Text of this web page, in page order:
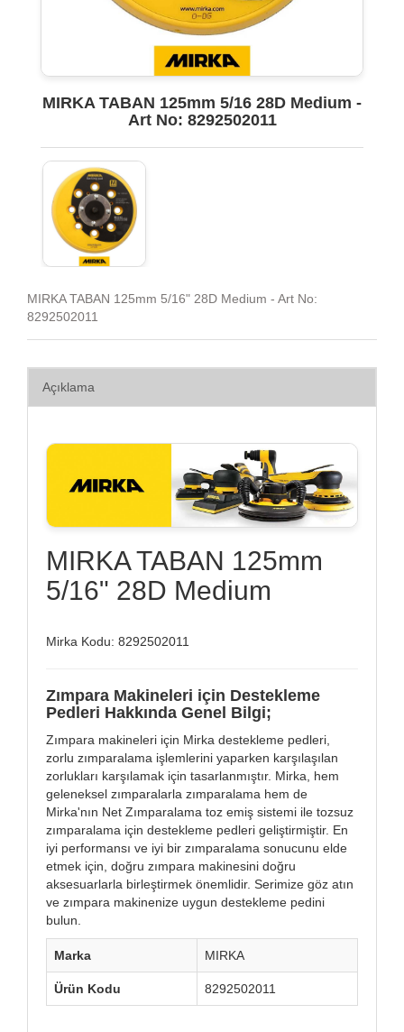
MIRKA TABAN 125mm 5/16 28D Medium -
Art No: 8292502011
MIRKA TABAN 125mm 5/16" 28D Medium - Art No:
8292502011
Açıklama
MIRKA TABAN 125mm
5/16" 28D Medium
Mirka Kodu: 8292502011
Zımpara Makineleri için Destekleme
Pedleri Hakkında Genel Bilgi;
Zımpara makineleri için Mirka destekleme pedleri,
zorlu zımparalama işlemlerini yaparken karşılaşılan
zorlukları karşılamak için tasarlanmıştır. Mirka, hem
geleneksel zımparalarla zımparalama hem de
Mirka'nın Net Zımparalama toz emiş sistemi ile tozsuz
zımparalama için destekleme pedleri geliştirmiştir. En
iyi performansı ve iyi bir zımparalama sonucunu elde
etmek için, doğru zımpara makinesini doğru
aksesuarlarla birleştirmek önemlidir. Serimize göz atın
ve zımpara makinenize uygun destekleme pedini
bulun.
Marka MIRKA
Ürün Kodu 8292502011